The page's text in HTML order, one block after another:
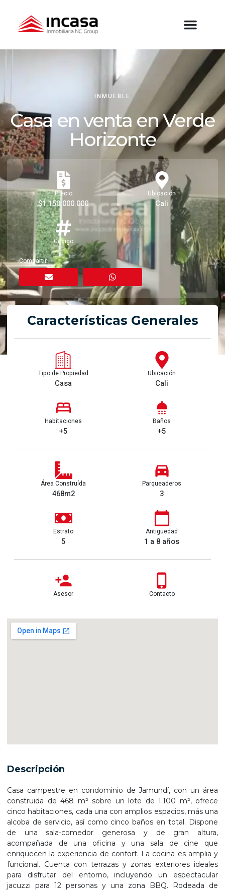
INMUEBLE
Casa en venta en Verde
Horizonte
Precio
$1.150.000.000
Ubicación
Cali
Código
Compartir
Características Generales
Tipo de Propiedad
Casa
Ubicación
Cali
Habitaciones
+5
Baños
+5
Área Construída
468m2
Parqueaderos
3
Estrato
5
Antiguedad
1 a 8 años
Asesor Contacto
Descripción
Casa campestre en condominio de Jamundí, con un área
construida de 468 m² sobre un lote de 1.100 m², ofrece
cinco habitaciones, cada una con amplios espacios, más una
alcoba de servicio, así como cinco baños en total. Dispone
de una sala-comedor generosa y de gran altura,
acompañada de una oficina y una sala de cine que
enriquecen la experiencia de confort. La cocina es amplia y
funcional. Cuenta con terrazas y zonas exteriores ideales
para disfrutar del entorno, incluyendo un espectacular
jacuzzi para 12 personas y una zona BBQ. Rodeada de